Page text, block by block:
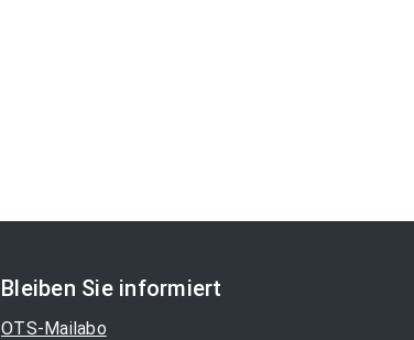
Bleiben Sie informiert
OTS-Mailabo